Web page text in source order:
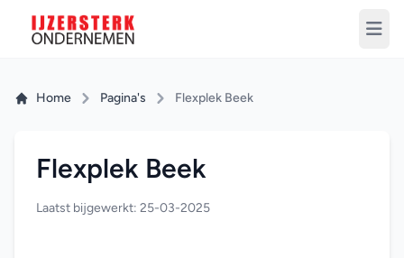
Home Pagina's Flexplek Beek
Flexplek Beek
Laatst bijgewerkt: 25-03-2025